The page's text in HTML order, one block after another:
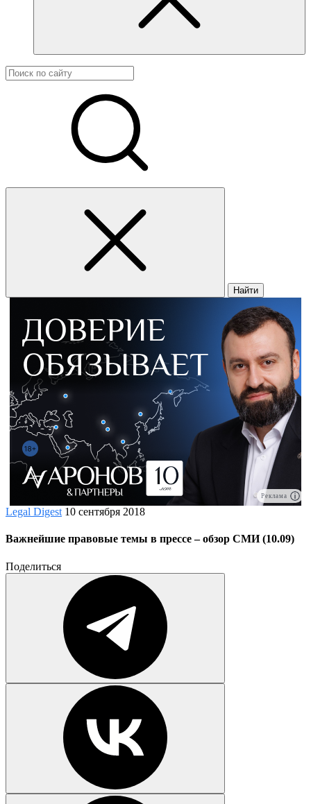
Найти
Реклама
Legal Digest 10 сентября 2018
Важнейшие правовые темы в прессе – обзор СМИ (10.09)
Поделиться